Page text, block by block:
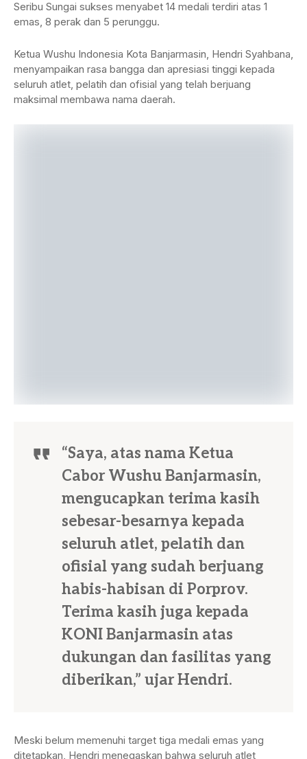
Seribu Sungai sukses menyabet 14 medali terdiri atas 1
emas, 8 perak dan 5 perunggu.
Ketua Wushu Indonesia Kota Banjarmasin, Hendri Syahbana,
menyampaikan rasa bangga dan apresiasi tinggi kepada
seluruh atlet, pelatih dan ofisial yang telah berjuang
maksimal membawa nama daerah.
“Saya, atas nama Ketua
Cabor Wushu Banjarmasin,
mengucapkan terima kasih
sebesar-besarnya kepada
seluruh atlet, pelatih dan
ofisial yang sudah berjuang
habis-habisan di Porprov.
Terima kasih juga kepada
KONI Banjarmasin atas
dukungan dan fasilitas yang
diberikan,” ujar Hendri.
Meski belum memenuhi target tiga medali emas yang
ditetapkan, Hendri menegaskan bahwa seluruh atlet